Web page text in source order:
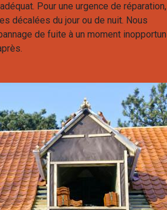
Pour une urgence de réparation,
décalées du jour ou de nuit. Nous
de fuite à un moment inopportun